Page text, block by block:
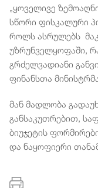
„ყოველივე
სწორი ფისკალური
როლს ასრულებს
უზრუნველყოფაში,
გრძელვადიანი
ფინანსთა
მან მადლობა
განსაკუთრებით,
ბიუჯეტის
და ნაყოფიერი